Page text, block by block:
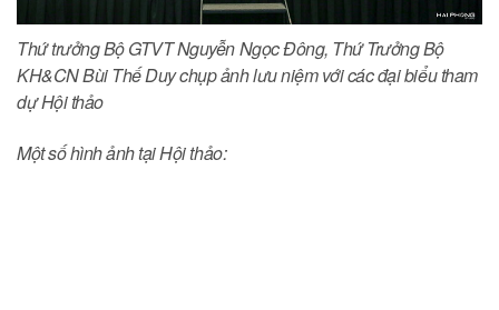
Thứ trưởng Bộ GTVT Nguyễn Ngọc Đông, Thứ Trưởng Bộ
KH&CN Bùi Thế Duy chụp ảnh lưu niệm với các đại biểu tham
dự Hội thảo
Một số hình ảnh tại Hội thảo: